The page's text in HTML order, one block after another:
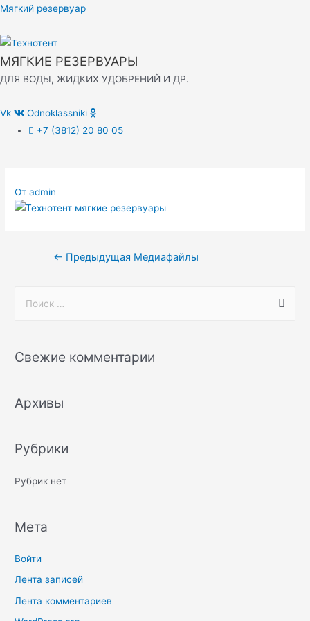
Перейти
содержимому
Мягкий резервуар
МЯГКИЕ РЕЗЕРВУАРЫ
ДЛЯ ВОДЫ, ЖИДКИХ УДОБРЕНИЙ И ДР.
Vk
Odnoklassniki
+7 (3812) 20 80 05
От admin
Навигация
← Предыдущая Медиафайлы
r
f
r
Свежие комментарии
Архивы
Рубрики
Рубрик нет
Мета
Войти
Лента записей
Лента комментариев